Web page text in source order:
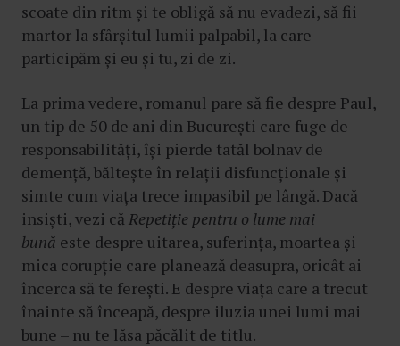
scoate din ritm și te obligă să nu evadezi, să fii
martor la sfârșitul lumii palpabil, la care
participăm și eu și tu, zi de zi.
La prima vedere, romanul pare să fie despre Paul,
un tip de 50 de ani din București care fuge de
responsabilități, își pierde tatăl bolnav de
demență, băltește în relații disfuncționale și
simte cum viața trece impasibil pe lângă. Dacă
insiști, vezi că Repetiție pentru o lume mai
bună este despre uitarea, suferința, moartea și
mica corupție care planează deasupra, oricât ai
încerca să te ferești. E despre viața care a trecut
înainte să înceapă, despre iluzia unei lumi mai
bune – nu te lăsa păcălit de titlu.